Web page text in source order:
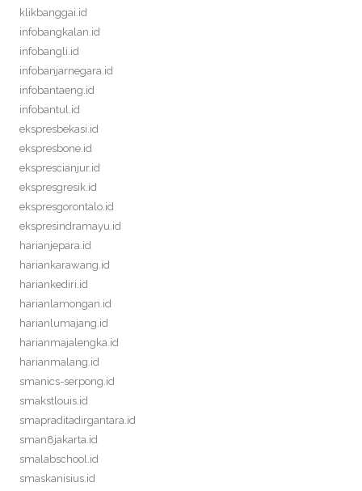
klikbanggai.id
infobangkalan.id
infobangli.id
infobanjarnegara.id
infobantaeng.id
infobantul.id
ekspresbekasi.id
ekspresbone.id
eksprescianjur.id
ekspresgresik.id
ekspresgorontalo.id
ekspresindramayu.id
harianjepara.id
hariankarawang.id
hariankediri.id
harianlamongan.id
harianlumajang.id
harianmajalengka.id
harianmalang.id
smanics-serpong.id
smakstlouis.id
smapraditadirgantara.id
sman8jakarta.id
smalabschool.id
smaskanisius.id